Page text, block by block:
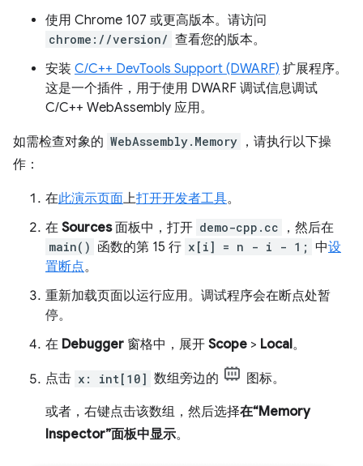
使用 Chrome 107 或更高版本。请访问
chrome://version/ 查看您的版本。
安装 C/C++ DevTools Support (DWARF) 扩展程序。
这是一个插件，用于使用 DWARF 调试信息调试
C/C++ WebAssembly 应用。
如需检查对象的 WebAssembly.Memory ，请执行以下操
作：
在此演示页面上打开开发者工具。
在 Sources面板中，打开 demo-cpp.cc ，然后在
main() 函数的第 15 行 x[i] = n - i - 1; 中设
置断点。
重新加载页面以运行应用。调试程序会在断点处暂
停。
在 Debugger 窗格中，展开 Scope > Local。
点击 x: int[10] 数组旁边的
图标。
或者，右键点击该数组，然后选择在“Memory
Inspector”面板中显示。